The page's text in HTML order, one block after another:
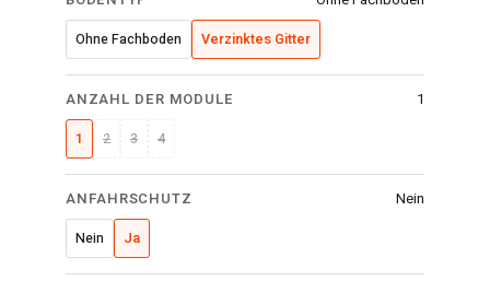
Ohne Fachboden Verzinktes Gitter
ANZAHL DER MODULE 1
1 2 3 4
ANFAHRSCHUTZ Nein
Nein Ja